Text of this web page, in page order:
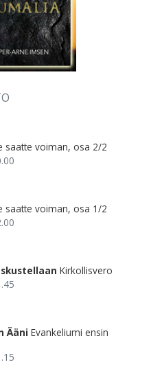
saatte voiman, osa 2/2
saatte voiman, osa 1/2
Kirkollisvero
Ääni Evankeliumi ensin